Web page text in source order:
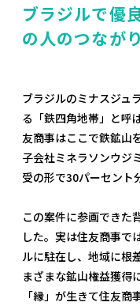
ブラジルで優
の人のつなが
ブラジルのミナスジュ
る「鉄四角地帯」と呼
友商事はここで鉄鉱山
子会社ミネラソンウジ
受の形で30パーセント
この案件に参画できた
した。実は住友商事で
ルに駐在し、地域に根
まざまな鉱山権益獲得
「縁」が生きて住友